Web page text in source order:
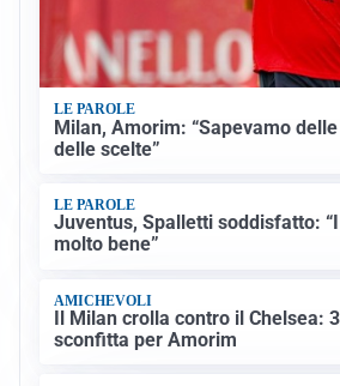
LE PAROLE
Milan, Amorim: “Sapevamo
delle scelte”
LE PAROLE
Juventus, Spalletti soddisfatto:
molto bene”
AMICHEVOLI
Il Milan crolla contro il Chelsea:
sconfitta per Amorim